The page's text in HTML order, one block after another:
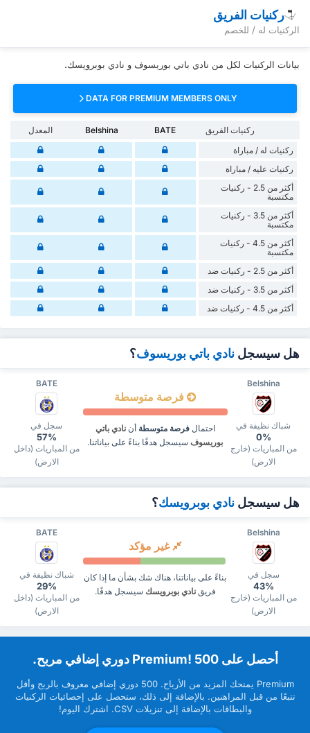
ركنيات الفريق
الركنيات له / للخصم
بيانات الركنيات لكل من نادي باتي بوريسوف و نادي بوبرويسك.
DATA FOR PREMIUM MEMBERS ONLY
ركنيات الفريق BATE
Belshina
المعدل
‏ركنيات له / مباراة
‏ركنيات ‏عليه / مباراة
أكثر من 2.5 - ركنيات
مكتسبة
أكثر من 3.5 - ركنيات
مكتسبة
أكثر من 4.5 - ركنيات
مكتسبة
أكثر من 2.5 - ركنيات ضد
أكثر من 3.5 - ركنيات ضد
أكثر من 4.5 - ركنيات ضد
هل سيسجل نادي باتي بوريسوف؟
BATE Belshina
سجل في
57%
من المباريات (داخل
الارض)
فرصة متوسطة
احتمالفرصة متوسطة أننادي باتي
بوريسوف سيسجل هدفًا بناءً على بياناتنا.
شباك نظيفة في
0%
من المباريات (خارج
الارض)
هل سيسجل نادي بوبرويسك؟
BATE Belshina
شباك نظيفة في
29%
من المباريات (داخل
الارض)
غير مؤكد
بناءً على بياناتنا، هناك شك بشأن ما إذا كان
فريقنادي بوبرويسك سيسجل هدفًا.
سجل في
43%
من المباريات (خارج
الارض)
‏أحصل على Premium! 500 دوري إضافي مربح.
Premium ‏يمنحك المزيد من ‏الأرباح. 500 دوري إضافي معروف بالربح وأقل
تتبعًا من قبل ‏المراهنين. بالإضافة إلى ذلك، ستحصل على إحصائيات الركنيات
والبطاقات بالإضافة إلى تنزيلات CSV. اشترك اليوم!